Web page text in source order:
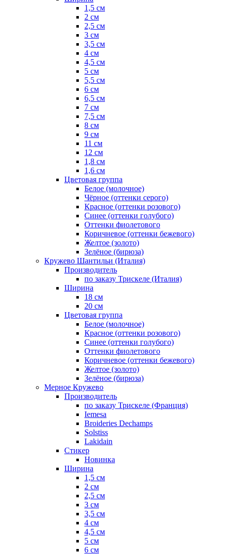
1,5 см
2 см
2,5 см
3 см
3,5 см
4 см
4,5 см
5 см
5,5 см
6 см
6,5 см
7 см
7,5 см
8 см
9 см
11 см
12 см
1,8 см
1,6 см
Цветовая группа
Белое (молочное)
Чёрное (оттенки серого)
Красное (оттенки розового)
Синее (оттенки голубого)
Оттенки фиолетового
Коричневое (оттенки бежевого)
Желтое (золото)
Зелёное (бирюза)
Кружево Шантильи (Италия)
Производитель
по заказу Трискеле (Италия)
Ширина
18 см
20 см
Цветовая группа
Белое (молочное)
Красное (оттенки розового)
Синее (оттенки голубого)
Оттенки фиолетового
Коричневое (оттенки бежевого)
Желтое (золото)
Зелёное (бирюза)
Мерное Кружево
Производитель
по заказу Трискеле (Франция)
Iemesa
Broideries Dechamps
Solstiss
Lakidain
Стикер
Новинка
Ширина
1,5 см
2 см
2,5 см
3 см
3,5 см
4 см
4,5 см
5 см
6 см